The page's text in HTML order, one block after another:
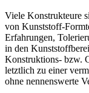
Viele Konstrukteure
von Kunststoff-
Erfahrungen,
in den
Konstruktions- bzw.
letztlich zu einer
ohne nennenswerte